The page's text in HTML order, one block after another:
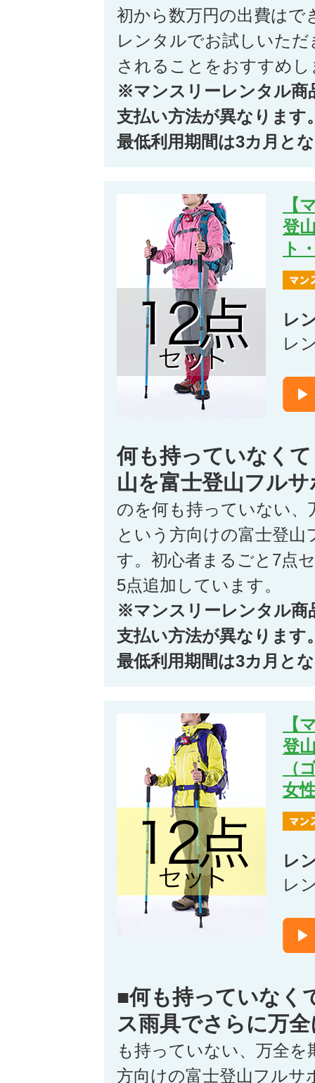
初から数万円の出費は
レンタルでお試しいた
されることをおすすめし
※マンスリーレンタル商
支払い方法が異なります
最低利用期間は3カ月と
【
登
ト
レ
レ
何も持っていなく
山を富士登山フル
のを何も持っていない
という方向けの富士登
す。初心者まるごと7点
5点追加しています。
※マンスリーレンタル商
支払い方法が異なります
最低利用期間は3カ月と
【
登
（
女
レ
レ
■何も持っていなく
ス雨具でさらに万全
も持っていない、万全
方向けの富士登山フル